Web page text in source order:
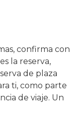
confirma con
la reserva,
de plaza
ti, como parte
de viaje. Un